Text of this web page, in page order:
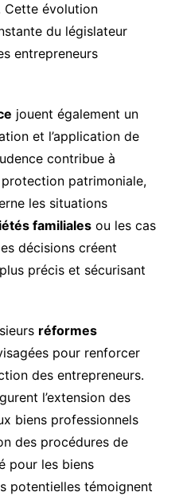
Cette évolution
du législateur
entrepreneurs
jouent également un
et l’application de
contribue à
patrimoniale,
les situations
familialesou les cas
décisions créent
précis et sécurisant
réformes
pour renforcer
des entrepreneurs.
l’extension des
biens professionnels
des procédures de
pour les biens
potentielles témoignent